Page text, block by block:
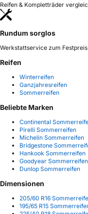
Reifen & Kompletträder
Rundum sorglos
Werkstattservice zum
Reifen
Winterreifen
Ganzjahresreifen
Sommerreifen
Beliebte Marken
Continental
Pirelli Sommerreifen
Michelin Sommerreifen
Bridgestone
Hankook Sommerreifen
Goodyear Sommerreifen
Dunlop Sommerreifen
Dimensionen
205/60 R16
195/65 R15